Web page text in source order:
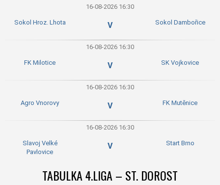
16-08-2026 16:30
Sokol Hroz. Lhota V Sokol Dambořice
16-08-2026 16:30
FK Milotice V SK Vojkovice
16-08-2026 16:30
Agro Vnorovy V FK Mutěnice
16-08-2026 16:30
Slavoj Velké
Pavlovice
V Start Brno
TABULKA 4.LIGA – ST. DOROST